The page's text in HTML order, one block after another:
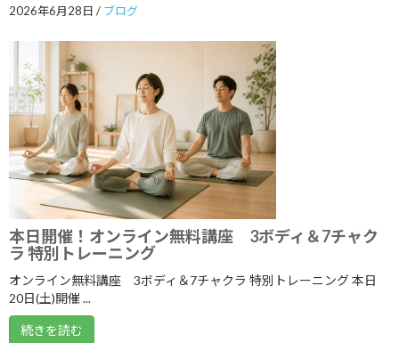
2023年2月
2023年1月
2022年12月
2022年11月
2022年10月
2022年9月
2022年8月
2022年7月
2022年6月
2022年5月
2022年4月
2026年6月28日 / ブログ
本日開催！オンライン無料講座 3ボディ＆7チャク
ラ 特別トレーニング
オンライン無料講座 3ボディ＆7チャクラ 特別トレーニング 本日
20日(土)開催 ...
続きを読む